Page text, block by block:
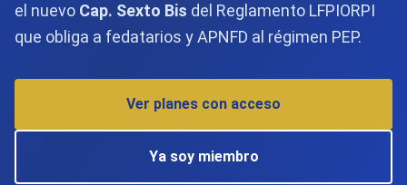
el nuevo Cap. Sexto Bis del Reglamento LFPIORPI
que obliga a fedatarios y APNFD al régimen PEP.
Ver planes con acceso
Ya soy miembro